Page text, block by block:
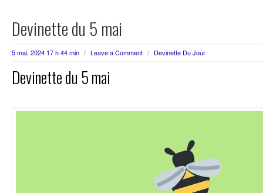
Devinette du 5 mai
5 mai, 2024 17 h 44 min / Leave a Comment / Devinette Du Jour
Devinette du 5 mai